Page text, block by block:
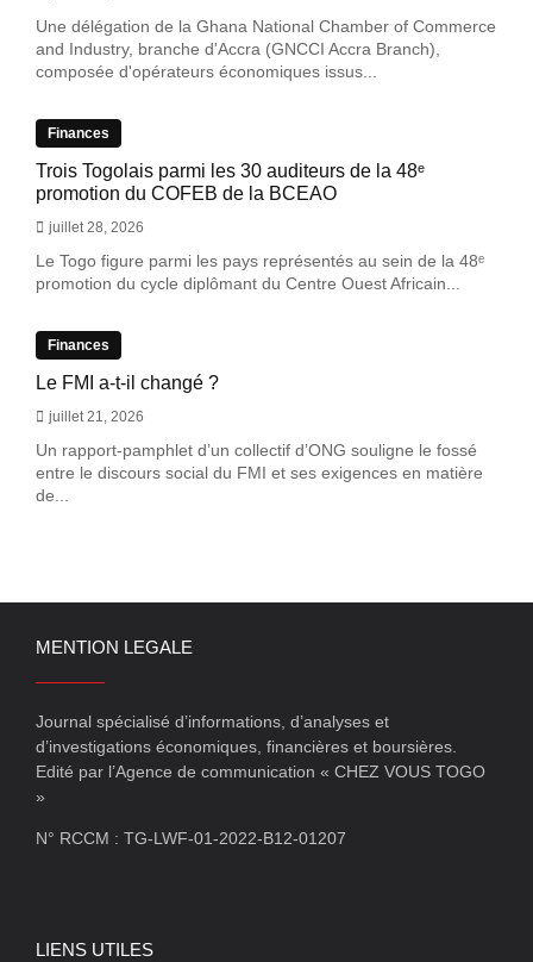
Une délégation de la Ghana National Chamber of Commerce
and Industry, branche d'Accra (GNCCI Accra Branch),
composée d'opérateurs économiques issus...
Finances
Trois Togolais parmi les 30 auditeurs de la 48ᵉ
promotion du COFEB de la BCEAO
juillet 28, 2026
Le Togo figure parmi les pays représentés au sein de la 48ᵉ
promotion du cycle diplômant du Centre Ouest Africain...
Finances
Le FMI a-t-il changé ?
juillet 21, 2026
Un rapport-pamphlet d’un collectif d’ONG souligne le fossé
entre le discours social du FMI et ses exigences en matière
de...
MENTION LEGALE
Journal spécialisé d’informations, d’analyses et
d’investigations économiques, financières et boursières.
Edité par l’Agence de communication « CHEZ VOUS TOGO
»
N° RCCM : TG-LWF-01-2022-B12-01207
LIENS UTILES